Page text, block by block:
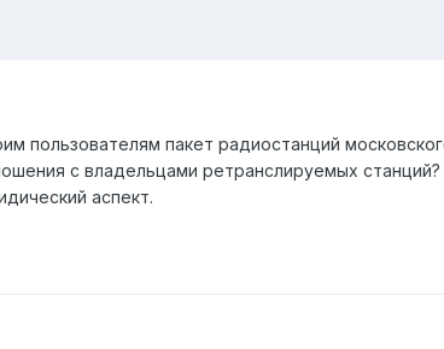
пользователям пакет радиостанций
с владельцами ретранслируемых
аспект.